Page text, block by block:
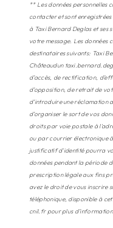
** Les données personnelles
contacter et sont
à Taxi Bernard Deglas et ses
votre message. Les données
destinataires suivants: Taxi
Châteaudun
d’accès, de rectification,
d’opposition, de retrait de
d’introduire une réclamation
d’organiser le sort de vos
droits par voie postale à
ou par courrier électronique
justificatif d'identité pourra
données pendant la période
prescription légale aux fins
avez le droit de vous inscrire
téléphonique, disponible à
cnil.fr pour plus